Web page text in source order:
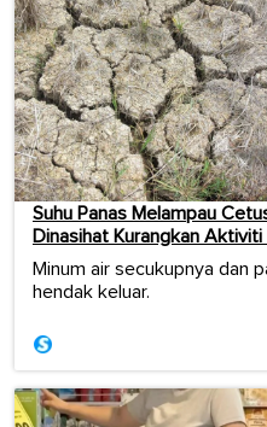
Suhu Panas Melampau
Dinasihat Kurangkan Aktiviti
Minum air secukupnya dan
hendak keluar.